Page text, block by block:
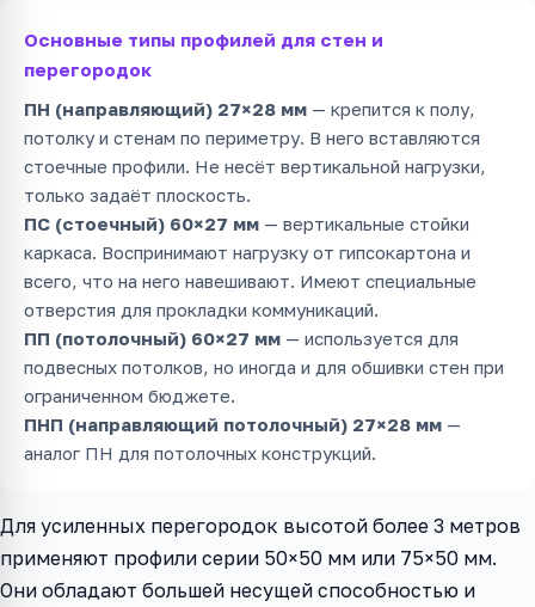
Основные типы профилей для стен и
перегородок
ПН (направляющий) 27×28 мм — крепится к полу,
потолку и стенам по периметру. В него вставляются
стоечные профили. Не несёт вертикальной нагрузки,
только задаёт плоскость.
ПС (стоечный) 60×27 мм — вертикальные стойки
каркаса. Воспринимают нагрузку от гипсокартона и
всего, что на него навешивают. Имеют специальные
отверстия для прокладки коммуникаций.
ПП (потолочный) 60×27 мм — используется для
подвесных потолков, но иногда и для обшивки стен при
ограниченном бюджете.
ПНП (направляющий потолочный) 27×28 мм —
аналог ПН для потолочных конструкций.
Для усиленных перегородок высотой более 3 метров
применяют профили серии 50×50 мм или 75×50 мм.
Они обладают большей несущей способностью и